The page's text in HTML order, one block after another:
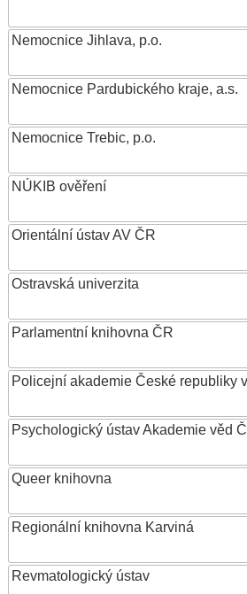
Nemocnice Jihlava, p.o.
Nemocnice Pardubického kraje, a.s.
Nemocnice Trebic, p.o.
NÚKIB ověření
Orientální ústav AV ČR
Ostravská univerzita
Parlamentní knihovna ČR
Policejní akademie České republiky
Psychologický ústav Akademie věd
Queer knihovna
Regionální knihovna Karviná
Revmatologický ústav